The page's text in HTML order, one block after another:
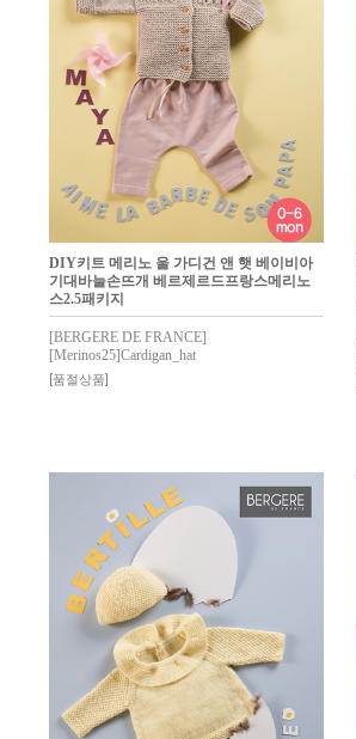
DIY키트 메리노 울 가디건 앤 햇 베이비아
기대바늘손뜨개 베르제르드프랑스메리노
스2.5패키지
[BERGERE DE FRANCE]
[Merinos25]Cardigan_hat
[품절상품]